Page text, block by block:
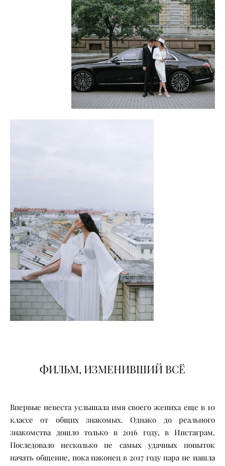
ФИЛЬМ, ИЗМЕНИВШИЙ ВСЁ
Впервые невеста услышала имя своего жениха еще в 10
классе от общих знакомых. Однако до реального
знакомства дошло только в 2016 году, в Инстаграм.
Последовало несколько не самых удачных попыток
начать общение, пока наконец в 2017 году пара не нашла